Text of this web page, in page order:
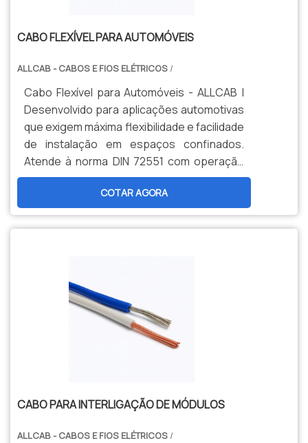
CABO FLEXÍVEL PARA AUTOMÓVEIS
ALLCAB - CABOS E FIOS ELÉTRICOS /
Cabo Flexível para Automóveis - ALLCAB |
Desenvolvido para aplicações automotivas
que exigem máxima flexibilidade e facilidade
de instalação em espaços confinados.
Atende à norma DIN 72551 com operação
de -20°C a 105°C e tensão nominal de 300V.
Ideal para chicotes elétricos, sistemas
eletrônicos e conexões em trajetos curvos
complexos.
COTAR AGORA
CABO PARA INTERLIGAÇÃO DE MÓDULOS
ALLCAB - CABOS E FIOS ELÉTRICOS /